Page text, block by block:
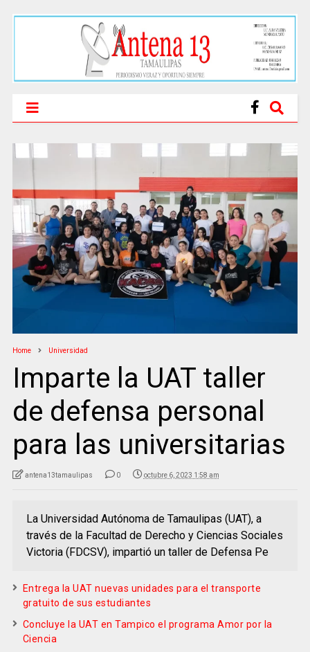
Home Universidad
Imparte la UAT taller
de defensa personal
para las universitarias
antena13tamaulipas 0 octubre 6, 2023 1:58 am
La Universidad Autónoma de Tamaulipas (UAT), a
través de la Facultad de Derecho y Ciencias Sociales
Victoria (FDCSV), impartió un taller de Defensa Pe
Entrega la UAT nuevas unidades para el transporte
gratuito de sus estudiantes
Concluye la UAT en Tampico el programa Amor por la
Ciencia